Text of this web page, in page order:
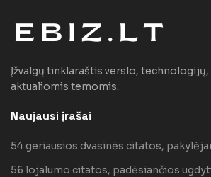
Įžvalgų tinklaraštis verslo,
aktualiomis temomis.
Naujausi įrašai
54 geriausios dvasinės citatos,
56 lojalumo citatos, padėsiančios